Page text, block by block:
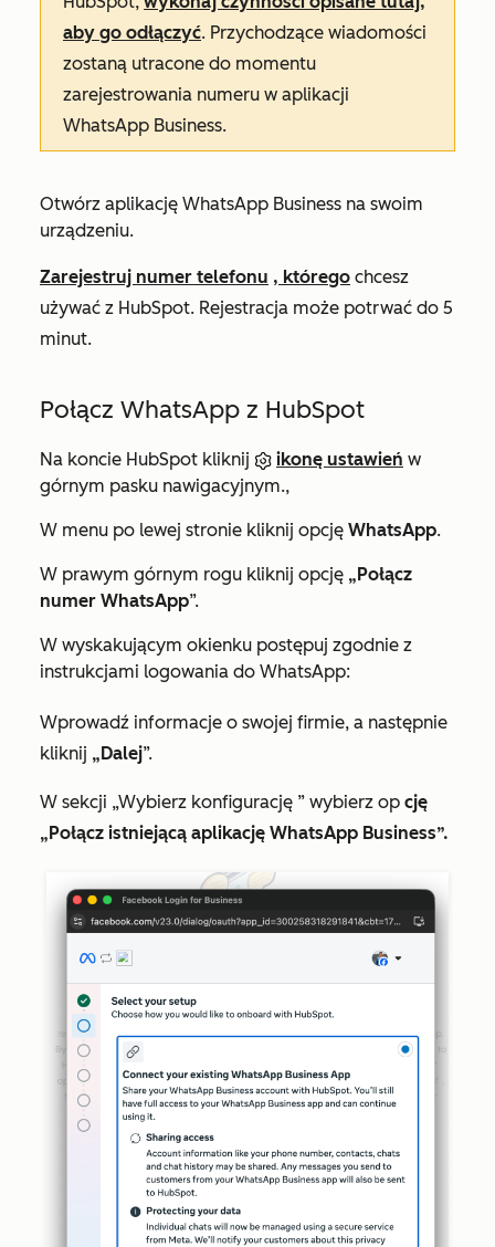
aby go odłączyć. Przychodzące wiadomości
zostaną utracone do momentu
zarejestrowania numeru w aplikacji
WhatsApp Business.
Otwórz aplikację WhatsApp Business na swoim
urządzeniu.
Zarejestruj numer telefonu , którego chcesz
używać z HubSpot. Rejestracja może potrwać do 5
minut.
Połącz WhatsApp z HubSpot
Na koncie HubSpot kliknij ikonę ustawień w
górnym pasku nawigacyjnym.,
W menu po lewej stronie kliknij opcję WhatsApp.
W prawym górnym rogu kliknij opcję „Połącz
numer WhatsApp”.
W wyskakującym okienku postępuj zgodnie z
instrukcjami logowania do WhatsApp:
Wprowadź informacje o swojej firmie, a następnie
kliknij „Dalej”.
W sekcji „Wybierz konfigurację ” wybierz op cję
„Połącz istniejącą aplikację WhatsApp Business”.